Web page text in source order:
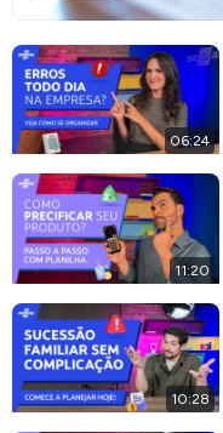
06:24
11:20
10:28